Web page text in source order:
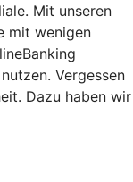
Mit unseren
mit wenigen
Vergessen
Dazu haben wir